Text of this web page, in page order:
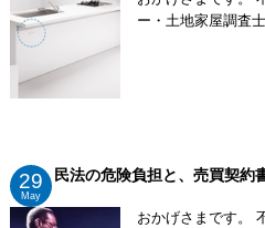
ー・土地家屋調査
29
May
民法の危険負担と、売買契
おかげさまです。